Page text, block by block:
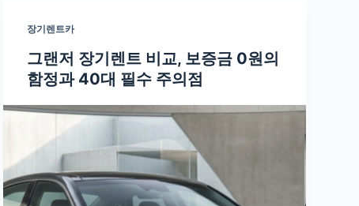
장기렌트카
그랜저 장기렌트 비교, 보증금 0원의
함정과 40대 필수 주의점